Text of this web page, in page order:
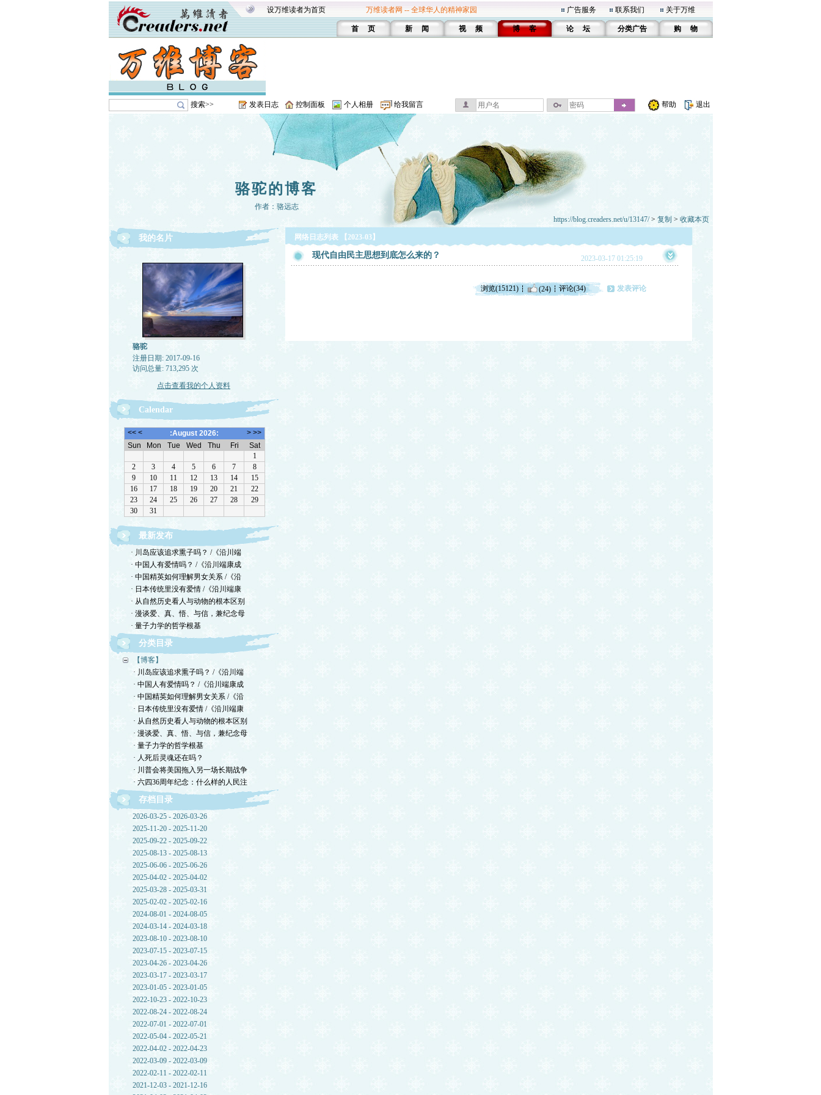
设万维读者为首页 万维读者网 -- 全球华人的精神家园 广告服务 联系我们 关于万维
首 页 新 闻 视 频 博 客 论 坛 分类广告 购 物
搜索>> 发表日志 控制面板 个人相册 给我留言 帮助 退出
骆驼的博客
作者：骆远志
https://blog.creaders.net/u/13147/> 复制 > 收藏本页
我的名片
骆驼
注册日期: 2017-09-16
访问总量: 713,295 次
点击查看我的个人资料
Calendar
最新发布
· 川岛应该追求熏子吗？ /《沿川端
· 中国人有爱情吗？ /《沿川端康成
· 中国精英如何理解男女关系 /《沿
· 日本传统里没有爱情 /《沿川端康
· 从自然历史看人与动物的根本区别
· 漫谈爱、真、悟、与信，兼纪念母
· 量子力学的哲学根基
分类目录
【博客】
· 川岛应该追求熏子吗？ /《沿川端
· 中国人有爱情吗？ /《沿川端康成
· 中国精英如何理解男女关系 /《沿
· 日本传统里没有爱情 /《沿川端康
· 从自然历史看人与动物的根本区别
· 漫谈爱、真、悟、与信，兼纪念母
· 量子力学的哲学根基
· 人死后灵魂还在吗？
· 川普会将美国拖入另一场长期战争
· 六四36周年纪念：什么样的人民注
存档目录
2026-03-25 - 2026-03-26
2025-11-20 - 2025-11-20
2025-09-22 - 2025-09-22
2025-08-13 - 2025-08-13
2025-06-06 - 2025-06-26
2025-04-02 - 2025-04-02
2025-03-28 - 2025-03-31
2025-02-02 - 2025-02-16
2024-08-01 - 2024-08-05
2024-03-14 - 2024-03-18
2023-08-10 - 2023-08-10
2023-07-15 - 2023-07-15
2023-04-26 - 2023-04-26
2023-03-17 - 2023-03-17
2023-01-05 - 2023-01-05
2022-10-23 - 2022-10-23
2022-08-24 - 2022-08-24
2022-07-01 - 2022-07-01
2022-05-04 - 2022-05-21
2022-04-02 - 2022-04-23
2022-03-09 - 2022-03-09
2022-02-11 - 2022-02-11
2021-12-03 - 2021-12-16
网络日志列表 【2023-03】
现代自由民主思想到底怎么来的？ 2023-03-17 01:25:19
浏览(15121) (24) 评论(34) 发表评论